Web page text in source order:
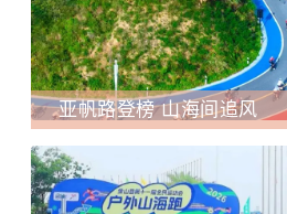
亚帆路登榜 山海间追风